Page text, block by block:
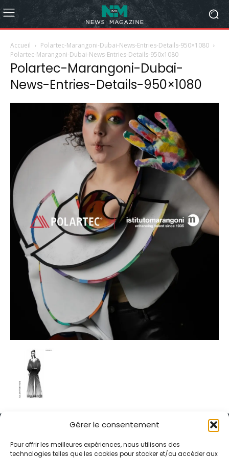
Gérer le consentement
Pour offrir les meilleures expériences, nous utilisons des
technologies telles que les cookies pour stocker et/ou accéder aux
Accueil
Polartec-Marangoni-Dubai-News-Entries-Details-950×1080
Polartec-Marangoni-Dubai-News-Entries-Details-950x1080
Polartec-Marangoni-Dubai-
News-Entries-Details-950×1080